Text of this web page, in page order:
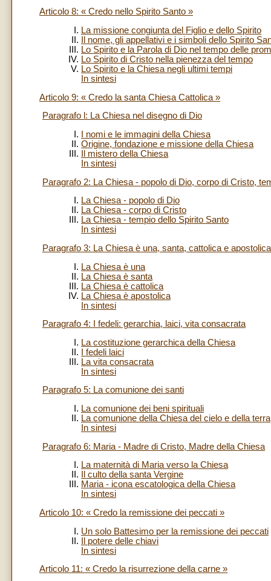
Articolo 8: « Credo nello Spirito Santo »
La missione congiunta del Figlio e dello Spirito
Il nome, gli appellativi e i simboli dello Spirito
Lo Spirito e la Parola di Dio nel tempo delle
Lo Spirito di Cristo nella pienezza del tempo
Lo Spirito e la Chiesa negli ultimi tempi
In sintesi
Articolo 9: « Credo la santa Chiesa Cattolica »
Paragrafo l: La Chiesa nel disegno di Dio
I nomi e le immagini della Chiesa
Origine, fondazione e missione della Chiesa
Il mistero della Chiesa
In sintesi
Paragrafo 2: La Chiesa - popolo di Dio, corpo di Cristo,
La Chiesa - popolo di Dio
La Chiesa - corpo di Cristo
La Chiesa - tempio dello Spirito Santo
In sintesi
Paragrafo 3: La Chiesa è una, santa, cattolica e apostolica
La Chiesa è una
La Chiesa è santa
La Chiesa è cattolica
La Chiesa è apostolica
In sintesi
Paragrafo 4: I fedeli: gerarchia, laici, vita consacrata
La costituzione gerarchica della Chiesa
I fedeli laici
La vita consacrata
In sintesi
Paragrafo 5: La comunione dei santi
La comunione dei beni spirituali
La comunione della Chiesa del cielo e della terra
In sintesi
Paragrafo 6: Maria - Madre di Cristo, Madre della Chiesa
La maternità di Maria verso la Chiesa
Il culto della santa Vergine
Maria - icona escatologica della Chiesa
In sintesi
Articolo 10: « Credo la remissione dei peccati »
Un solo Battesimo per la remissione dei peccati
Il potere delle chiavi
In sintesi
Articolo 11: « Credo la risurrezione della carne »